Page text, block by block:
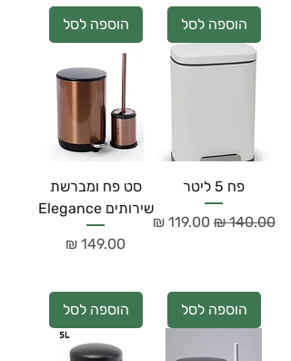
הוספה לסל הוספה לסל
פח 5 ליטר
מחיר רגיל‏140.00 ‏₪ מחיר מבצע‏119.00 ‏₪
הוספה לסל
סט פח ומברשת
שירותים Elegance
מחיר
הוספה לסל